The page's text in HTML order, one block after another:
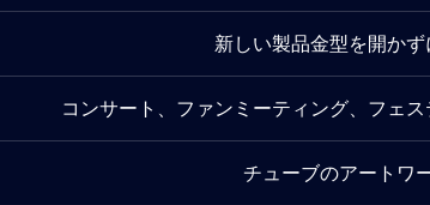
新しい製品金型を開か
コンサート、ファンミーティング、フェ
チューブのアートワ